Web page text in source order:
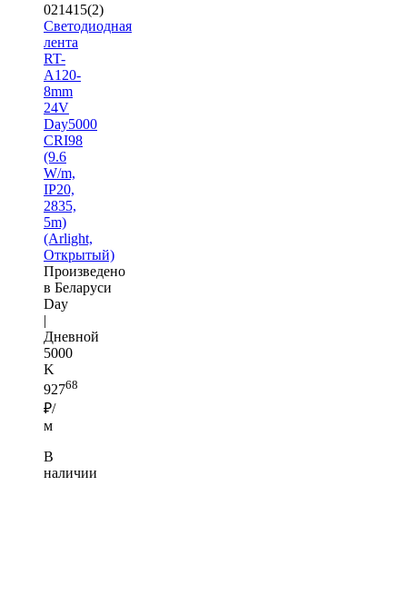
021415(2)
Светодиодная
лента
RT-
A120-
8mm
24V
Day5000
CRI98
(9.6
W/m,
IP20,
2835,
5m)
(Arlight,
Открытый)
Произведено
в Беларуси
Day
|
Дневной
5000
K
92768
₽/
м
В
наличии